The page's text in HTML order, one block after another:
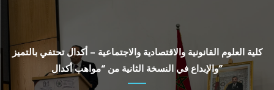
كلية العلوم القانونية والاقتصادية والاجتماعية – أكدال تحتفي بالتميز
والإبداع في النسخة الثانية من “مواهب أكدال”